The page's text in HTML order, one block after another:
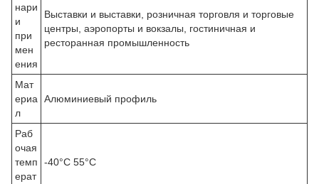
нари
и
при
мен
ения
Выставки и выставки, розничная торговля и торговые
центры, аэропорты и вокзалы, гостиничная и
ресторанная промышленность
Мат
ериа
л
Алюминиевый профиль
Раб
очая
темп
ерат
-40°C 55°C